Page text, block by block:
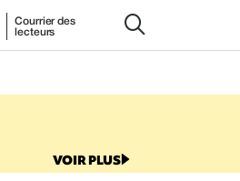
Courrier des
lecteurs
VOIR PLUS